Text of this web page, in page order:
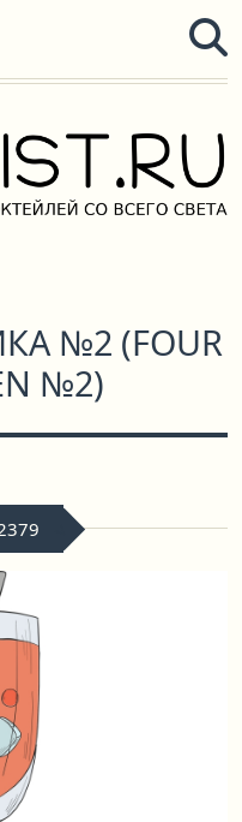
№2 (FOUR
№2)